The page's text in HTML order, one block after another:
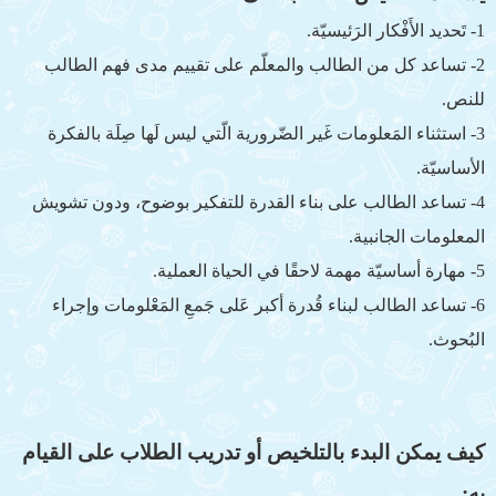
1- تَحديد الأَفْكار الرَئيسيّة.
2- تساعد كل من الطالب والمعلّم على تقييم مدى فهم الطالب
للنص.
3- استثناء المَعلومات غَير الضّرورية الّتي ليس لَها صِلَة بالفكرة
الأساسيّة.
4- تساعد الطالب على بناء القدرة للتفكير بوضوح، ودون تشويش
المعلومات الجانبية.
5- مهارة أساسيّة مهمة لاحقًا في الحياة العملية.
6- تساعد الطالب لبناء قُدرة أكبر عَلى جَمعِ المَعْلومات وإجراء
البُحوث.
كيف يمكن البدء بالتلخيص أو تدريب الطلاب على القيام